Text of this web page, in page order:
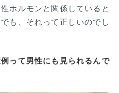
ホルモンと関係していると
も、それって正しいのでし
って男性にも見られるんで